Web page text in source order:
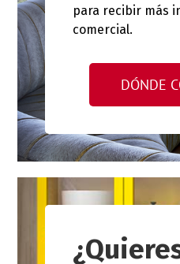
para recibir más
comercial.
DÓNDE